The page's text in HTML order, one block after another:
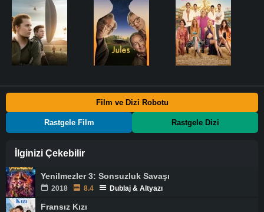
Film ve Dizi Robotu
Rastgele Film Rastgele Dizi
İlginizi Çekebilir
Yenilmezler 3: Sonsuzluk Savaşı
2018 8.4 Dublaj & Altyazı
Fransız Kızı